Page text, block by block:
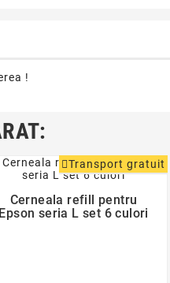
!
Transport gratuit

favorite_border
Cerneala refill pentru
Epson seria L set 6 culori